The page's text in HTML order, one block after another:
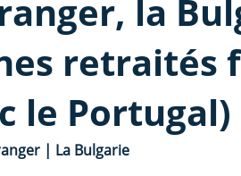
la
retraités
le Portugal)
| La Bulgarie